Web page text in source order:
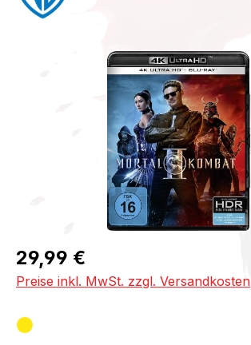
Bildergalerie überspringen
Regulärer Preis:
29,99 €
Preise inkl. MwSt. zzgl. Versandkosten